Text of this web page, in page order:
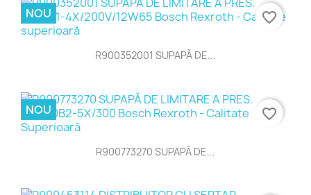
R900352001 SUPAPĂ DE...
NOU favorite_border
R900773270 SUPAPĂ DE...
NOU favorite_border